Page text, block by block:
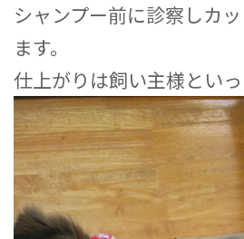
シャンプー前に診察しカ
ます。
仕上がりは飼い主様とい